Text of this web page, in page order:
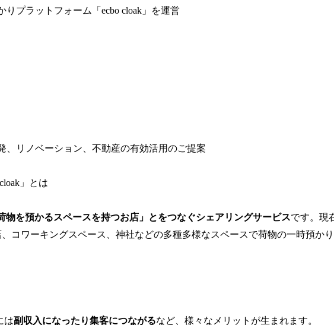
プラットフォーム「ecbo cloak」を運営
、リノベーション、不動産の有効活用のご提案
」とは
物を預かるスペースを持つお店」とをつなぐシェアリングサービスです。現
コワーキングスペース、神社などの多種多様なスペースで荷物の一時預か
は副収入になったり集客につながるなど、様々なメリットが生まれます。